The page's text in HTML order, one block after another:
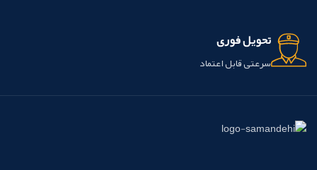
تحویل فوری
سرعتی قابل اعتماد